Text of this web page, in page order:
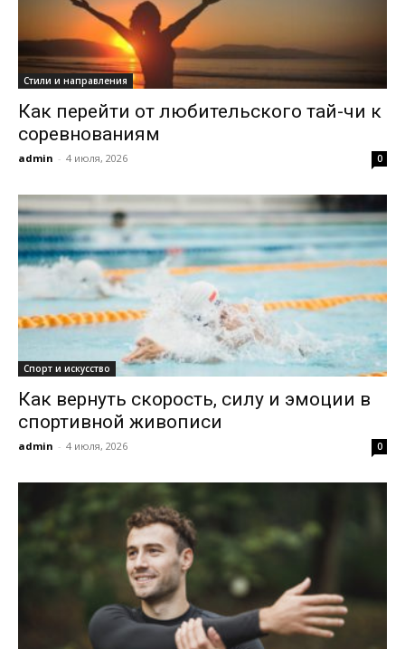
Стили и направления
Как перейти от любительского тай-чи к
соревнованиям
admin - 4 июля, 2026 0
Спорт и искусство
Как вернуть скорость, силу и эмоции в
спортивной живописи
admin - 4 июля, 2026 0